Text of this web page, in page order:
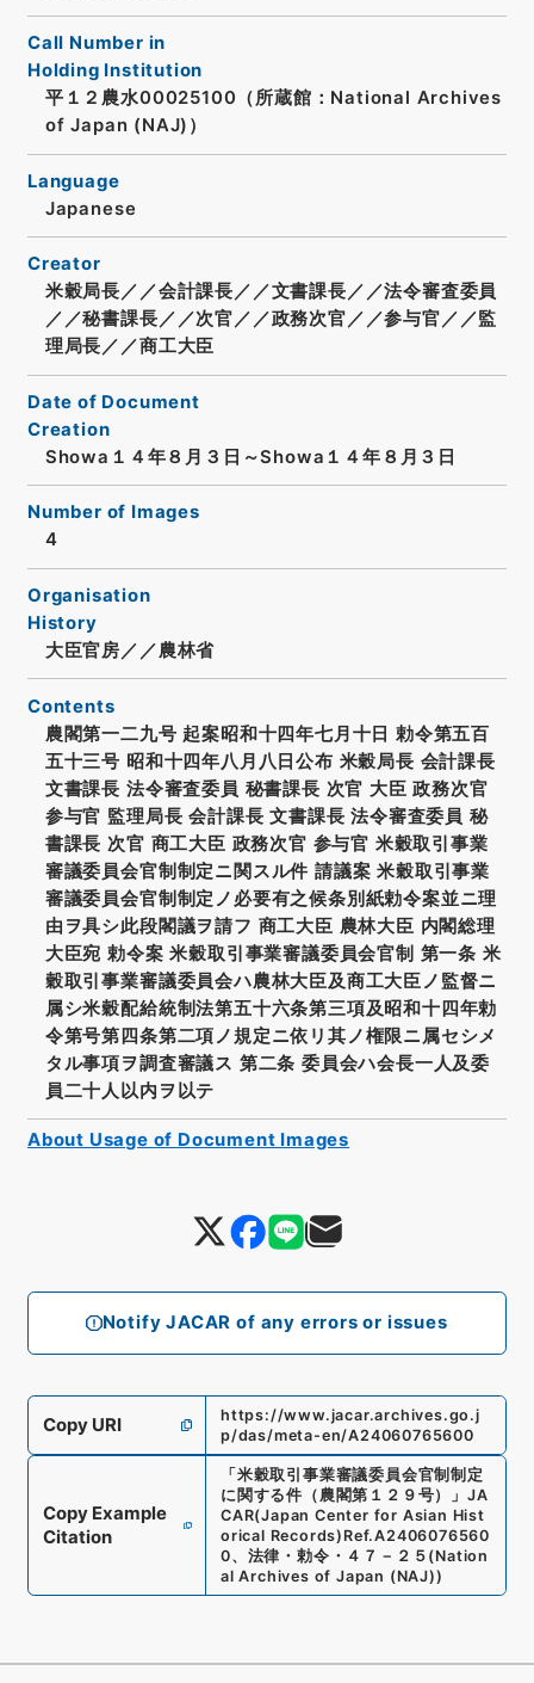
Notify JACAR of any errors or issues
Call Number in
Holding Institution
平１２農水00025100（所蔵館：National Archives
of Japan (NAJ)）
Language
Japanese
Creator
米穀局長／／会計課長／／文書課長／／法令審査委員
／／秘書課長／／次官／／政務次官／／参与官／／監
理局長／／商工大臣
Date of Document
Creation
Showa１４年８月３日～Showa１４年８月３日
Number of Images
4
Organisation
History
大臣官房／／農林省
Contents
農閣第一二九号 起案昭和十四年七月十日 勅令第五百
五十三号 昭和十四年八月八日公布 米穀局長 会計課長
文書課長 法令審査委員 秘書課長 次官 大臣 政務次官
参与官 監理局長 会計課長 文書課長 法令審査委員 秘
書課長 次官 商工大臣 政務次官 参与官 米穀取引事業
審議委員会官制制定ニ関スル件 請議案 米穀取引事業
審議委員会官制制定ノ必要有之候条別紙勅令案並ニ理
由ヲ具シ此段閣議ヲ請フ 商工大臣 農林大臣 内閣総理
大臣宛 勅令案 米穀取引事業審議委員会官制 第一条 米
穀取引事業審議委員会ハ農林大臣及商工大臣ノ監督ニ
属シ米穀配給統制法第五十六条第三項及昭和十四年勅
令第号第四条第二項ノ規定ニ依リ其ノ権限ニ属セシメ
タル事項ヲ調査審議ス 第二条 委員会ハ会長一人及委
員二十人以内ヲ以テ
Copy URI
https://www.jacar.archives.go.j
p/das/meta-en/A24060765600
Copy Example
Citation
「 米穀取引事業審議委員会官制制定
に関する件（農閣第１２９号）
」 JA
CAR(Japan Center for Asian Hist
orical Records) Ref.A2406076560
0、 法律・勅令・４７－２５ (Nation
al Archives of Japan (NAJ))
About Usage of Document Images